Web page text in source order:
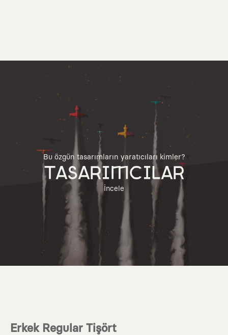
Bu özgün tasarımların yaratıcıları kimler?
TASARIMCILAR
İncele
Erkek Regular Tişört